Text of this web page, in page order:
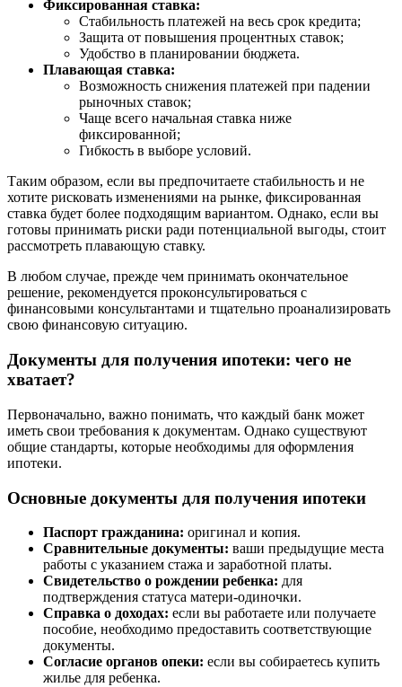
Фиксированная ставка:
Стабильность платежей на весь срок кредита;
Защита от повышения процентных ставок;
Удобство в планировании бюджета.
Плавающая ставка:
Возможность снижения платежей при падении
рыночных ставок;
Чаще всего начальная ставка ниже
фиксированной;
Гибкость в выборе условий.
Таким образом, если вы предпочитаете стабильность и не
хотите рисковать изменениями на рынке, фиксированная
ставка будет более подходящим вариантом. Однако, если вы
готовы принимать риски ради потенциальной выгоды, стоит
рассмотреть плавающую ставку.
В любом случае, прежде чем принимать окончательное
решение, рекомендуется проконсультироваться с
финансовыми консультантами и тщательно проанализировать
свою финансовую ситуацию.
Документы для получения ипотеки: чего не
хватает?
Первоначально, важно понимать, что каждый банк может
иметь свои требования к документам. Однако существуют
общие стандарты, которые необходимы для оформления
ипотеки.
Основные документы для получения ипотеки
Паспорт гражданина: оригинал и копия.
Сравнительные документы: ваши предыдущие места
работы с указанием стажа и заработной платы.
Свидетельство о рождении ребенка: для
подтверждения статуса матери-одиночки.
Справка о доходах: если вы работаете или получаете
пособие, необходимо предоставить соответствующие
документы.
Согласие органов опеки: если вы собираетесь купить
жилье для ребенка.